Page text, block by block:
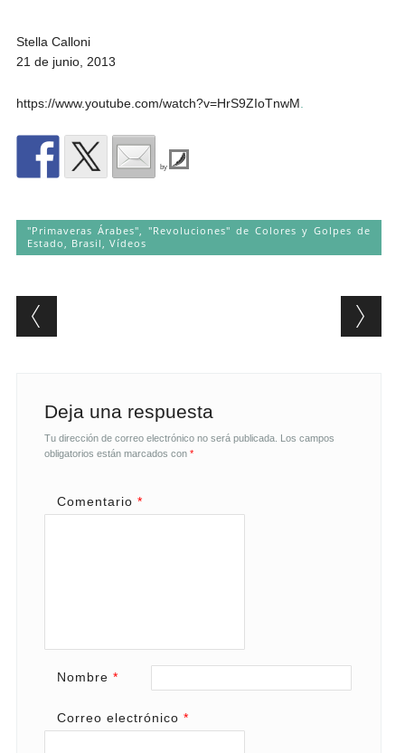
Stella Calloni
21 de junio, 2013
https://www.youtube.com/watch?v=HrS9ZIoTnwM
by
"Primaveras Árabes", "Revoluciones" de Colores y Golpes de
Estado
Brasil Vídeos
Post navigation
Deja una respuesta
Tu dirección de correo electrónico no será publicada. Los campos
obligatorios están marcados con *
Comentario *
Nombre *
Correo electrónico *